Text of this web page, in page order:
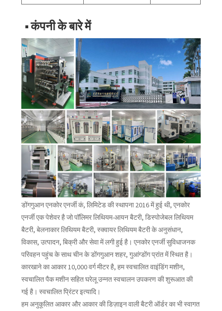
■ कंपनी के बारे में
डोंगगुआन एनकोर एनर्जी कं, लिमिटेड की स्थापना 2016 में हुई थी, एनकोर
एनर्जी एक पेशेवर है जो पॉलिमर लिथियम-आयन बैटरी, डिस्पोजेबल लिथियम
बैटरी, बेलनाकार लिथियम बैटरी, स्क्वायर लिथियम बैटरी के अनुसंधान,
विकास, उत्पादन, बिक्री और सेवा में लगी हुई है। एनकोर एनर्जी सुविधाजनक
परिवहन पहुंच के साथ चीन के डोंगगुआन शहर, गुआंग्डोंग प्रांत में स्थित है।
कारखाने का आकार 10,000 वर्ग मीटर है, हम स्वचालित वाइंडिंग मशीन,
स्वचालित पैक मशीन सहित घरेलू उन्नत स्वचालन उपकरण की शुरूआत की
गई है। स्वचालित प्रिंटर इत्यादि।
हम अनुकूलित आकार और आकार की डिज़ाइन वाली बैटरी ऑर्डर का भी स्वागत